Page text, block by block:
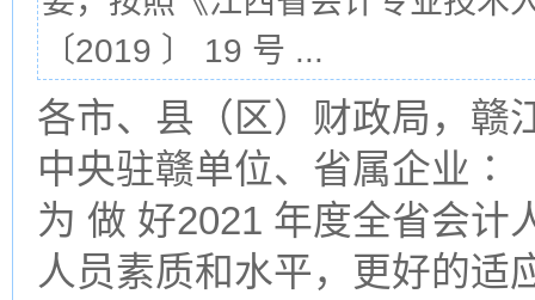
〔2019 〕 19 号 ...
各市、县（区）财政局，赣
中央驻赣单位、省属企业∶
为 做 好2021 年度全省会计
人员素质和水平，更好的适